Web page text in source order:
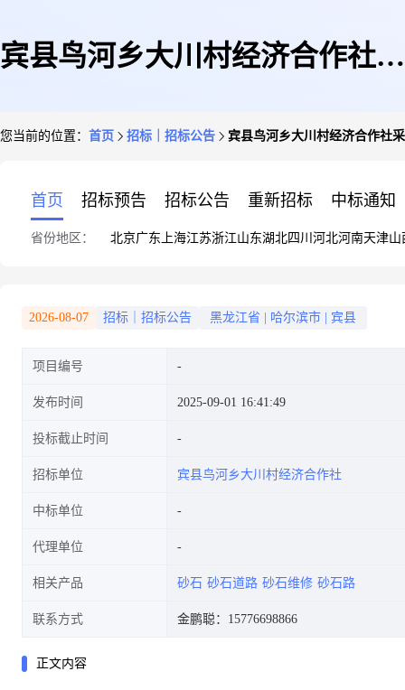
宾县鸟河乡大川村经济合作社采
您当前的位置： 首页 招标｜招标公告 宾县鸟河乡大川村经济合作社
首页 招标预告 招标公告 重新招标 中标通知
省份地区： 北京广东 上海江苏浙江山东湖北四川 河北河南天津山
2026-08-07 招标｜招标公告 黑龙江省 哈尔滨市 宾县
项目编号
发布时间 2025-09-01 16:41:49
投标截止时间
招标单位 宾县鸟河乡大川村经济合作社
中标单位
代理单位
相关产品 砂石 砂石道路 砂石维修 砂石路
联系方式 金鹏聪：15776698866
正文内容